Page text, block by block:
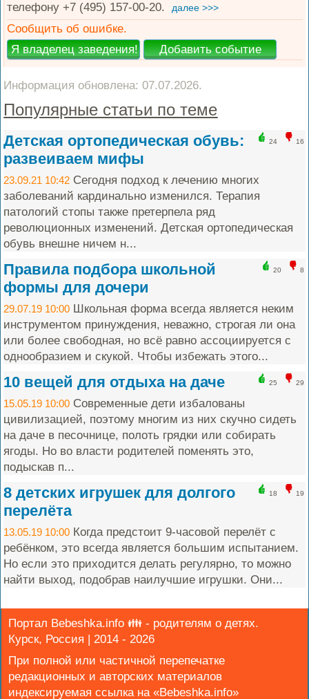
телефону +7 (495) 157-00-20.
далее >>>
Сообщить об ошибке.
Информация обновлена: 07.07.2026.
Популярные статьи по теме
24 16
Детская ортопедическая обувь:
развеиваем мифы
23.09.21 10:42 Сегодня подход к лечению многих
заболеваний кардинально изменился. Терапия
патологий стопы также претерпела ряд
революционных изменений. Детская ортопедическая
обувь внешне ничем н...
20 8
Правила подбора школьной
формы для дочери
29.07.19 10:00 Школьная форма всегда является неким
инструментом принуждения, неважно, строгая ли она
или более свободная, но всё равно ассоциируется с
однообразием и скукой. Чтобы избежать этого...
25 29
10 вещей для отдыха на даче
15.05.19 10:00 Современные дети избалованы
цивилизацией, поэтому многим из них скучно сидеть
на даче в песочнице, полоть грядки или собирать
ягоды. Но во власти родителей поменять это,
подыскав п...
18 19
8 детских игрушек для долгого
перелёта
13.05.19 10:00 Когда предстоит 9-часовой перелёт с
ребёнком, это всегда является большим испытанием.
Но если это приходится делать регулярно, то можно
найти выход, подобрав наилучшие игрушки. Они...
Портал Bebeshka.info 👪 - родителям о детях.
Курск, Россия | 2014 - 2026
При полной или частичной перепечатке
редакционных и авторских материалов
индексируемая ссылка на «Bebeshka.info»